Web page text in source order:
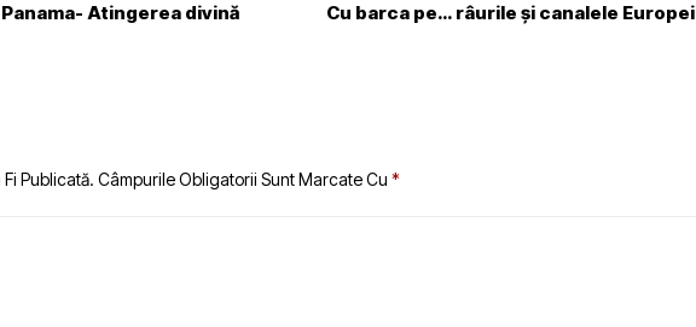
Atingerea divină Cu barca pe… râurile și canalele Europei
Publicată. Câmpurile Obligatorii Sunt Marcate Cu *